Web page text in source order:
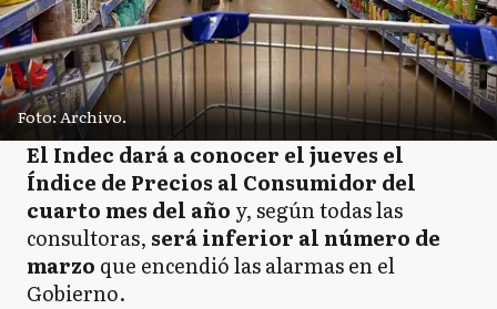
Foto: Archivo.
El Indec dará a conocer el jueves el
Índice de Precios al Consumidor del
cuarto mes del año y, según todas las
consultoras, será inferior al número de
marzo que encendió las alarmas en el
Gobierno.